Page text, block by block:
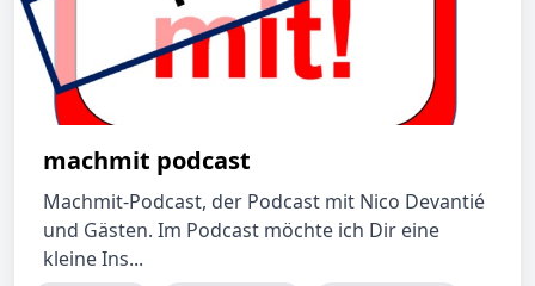
machmit podcast
Machmit-Podcast, der Podcast mit Nico Devantié
und Gästen. Im Podcast möchte ich Dir eine
kleine Ins...